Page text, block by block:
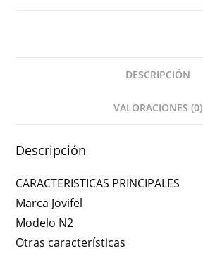
DESCRIPCIÓN
VALORACIONES (0)
Descripción
CARACTERISTICAS PRINCIPALES
Marca Jovifel
Modelo N2
Otras características